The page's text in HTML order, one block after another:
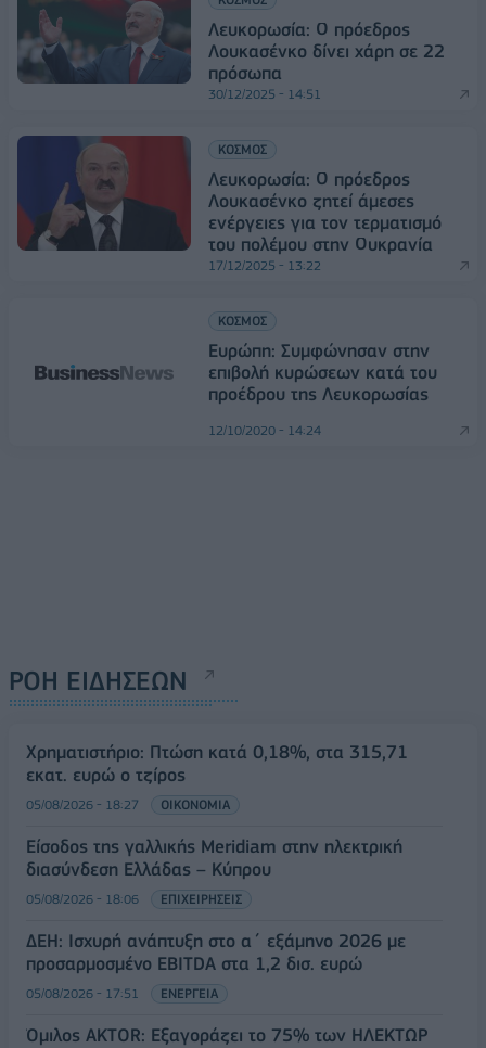
Λευκορωσία: Ο πρόεδρος
Λουκασένκο δίνει χάρη σε 22
πρόσωπα
30/12/2025 - 14:51
ΚΟΣΜΟΣ
Λευκορωσία: Ο πρόεδρος
Λουκασένκο ζητεί άμεσες
ενέργειες για τον τερματισμό
του πολέμου στην Ουκρανία
17/12/2025 - 13:22
ΚΟΣΜΟΣ
Ευρώπη: Συμφώνησαν στην
επιβολή κυρώσεων κατά του
προέδρου της Λευκορωσίας
12/10/2020 - 14:24
ΡΟΗ ΕΙΔΗΣΕΩΝ
Χρηματιστήριο: Πτώση κατά 0,18%, στα 315,71
εκατ. ευρώ ο τζίρος
05/08/2026 - 18:27 ΟΙΚΟΝΟΜΙΑ
Είσοδος της γαλλικής Meridiam στην ηλεκτρική
διασύνδεση Ελλάδας – Κύπρου
05/08/2026 - 18:06 ΕΠΙΧΕΙΡΗΣΕΙΣ
ΔΕΗ: Ισχυρή ανάπτυξη στο α΄ εξάμηνο 2026 με
προσαρμοσμένο EBITDA στα 1,2 δισ. ευρώ
05/08/2026 - 17:51 ΕΝΕΡΓΕΙΑ
Όμιλος AKTOR: Εξαγοράζει το 75% των ΗΛΕΚΤΩΡ